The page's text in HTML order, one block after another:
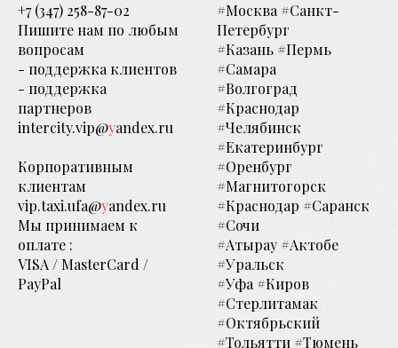
+7 (347) 258-87-02
Пишите нам по любым
вопросам
- поддержка клиентов
- поддержка
партнеров
intercity.vip@yandex.ru
Корпоративным
клиентам
vip.taxi.ufa@yandex.ru
Мы принимаем к
оплате :
VISA / MasterCard /
PayPal
#Москва #Санкт-
Петербург
#Казань #Пермь
#Самара
#Волгоград
#Краснодар
#Челябинск
#Екатеринбург
#Оренбург
#Магнитогорск
#Краснодар #Саранск
#Сочи
#Атырау #Актобе
#Уральск
#Уфа #Киров
#Стерлитамак
#Октябрьский
#Тольятти #Тюмень